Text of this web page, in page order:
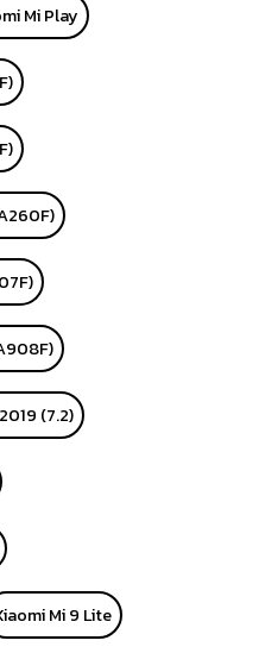
Mi Play
(7.2)
Mi 9 Lite